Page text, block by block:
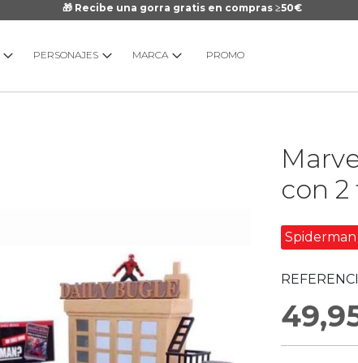
🎁 Recibe una gorra gratis en compras ≥50€
PERSONAJES MARCA PROMO
con
Spiderman
galería
imágenes